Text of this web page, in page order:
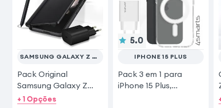
SAMSUNG GALAXY Z FOLD 3
Pack Original
Samsung Galaxy Z
Fold 3
+ 1 Opções
5.0
IPHONE 15 PLUS
Pack 3 em 1 para
iPhone 15 Plus,